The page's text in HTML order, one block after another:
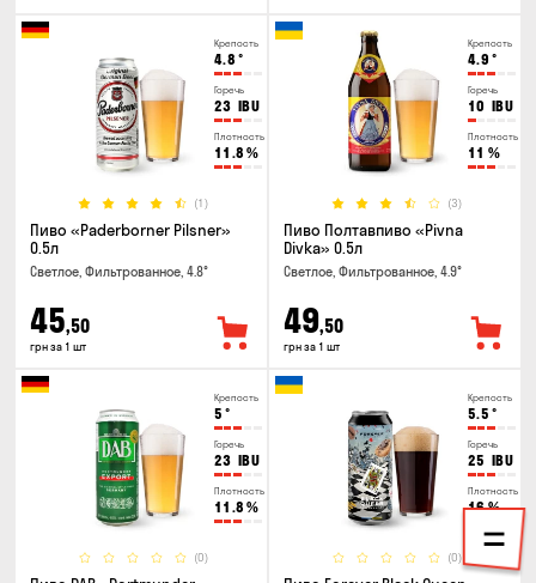
Крепость
4.8 °
Горечь
23 IBU
Плотность
11.8 %
(1)
Пиво «Paderborner Pilsner»
0.5л
Светлое, Фильтрованное, 4.8°
45,50
грн за 1 шт
Крепость
4.9 °
Горечь
10 IBU
Плотность
11 %
(3)
Пиво Полтавпиво «Pivna
Divka» 0.5л
Светлое, Фильтрованное, 4.9°
49,50
грн за 1 шт
Крепость
5 °
Горечь
23 IBU
Плотность
11.8 %
(0)
Крепость
5.5 °
Горечь
25 IBU
Плотность
16%
(0)